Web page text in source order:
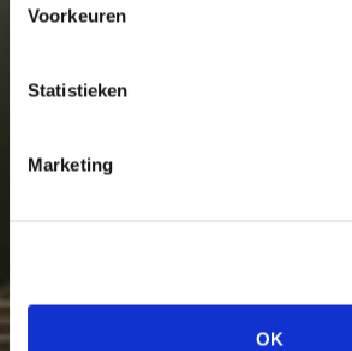
Voorkeuren
Statistieken
Marketing
OK